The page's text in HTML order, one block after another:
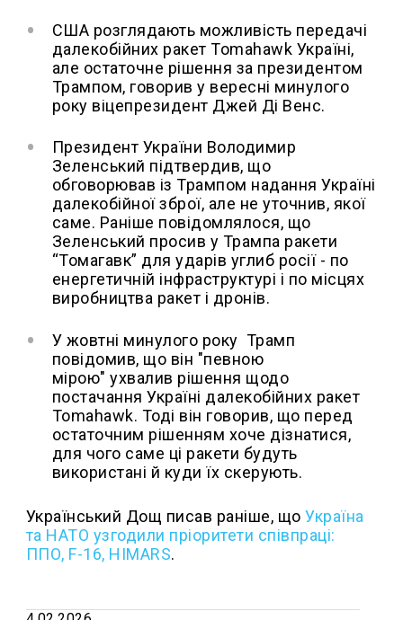
США розглядають можливість передачі
далекобійних ракет Tomahawk Україні,
але остаточне рішення за президентом
Трампом, говорив у вересні минулого
року віцепрезидент Джей Ді Венс.
Президент України Володимир
Зеленський підтвердив, що
обговорював із Трампом надання Україні
далекобійної зброї, але не уточнив, якої
саме. Раніше повідомлялося, що
Зеленський просив у Трампа ракети
“Томагавк” для ударів углиб росії - по
енергетичній інфраструктурі і по місцях
виробництва ракет і дронів.
У жовтні минулого року Трамп
повідомив, що він "певною
мірою" ухвалив рішення щодо
постачання Україні далекобійних ракет
Tomahawk. Тоді він говорив, що перед
остаточним рішенням хоче дізнатися,
для чого саме ці ракети будуть
використані й куди їх скерують.
Український Дощ писав раніше, щоУкраїна
та НАТО узгодили пріоритети співпраці:
ППО, F-16, HIMARS.